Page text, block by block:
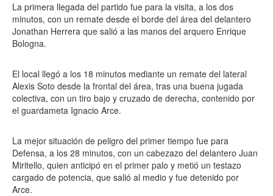
La primera llegada del partido fue para la visita, a los dos
minutos, con un remate desde el borde del área del delantero
Jonathan Herrera que salió a las manos del arquero Enrique
Bologna.
El local llegó a los 18 minutos mediante un remate del lateral
Alexis Soto desde la frontal del área, tras una buena jugada
colectiva, con un tiro bajo y cruzado de derecha, contenido por
el guardameta Ignacio Arce.
La mejor situación de peligro del primer tiempo fue para
Defensa, a los 28 minutos, con un cabezazo del delantero Juan
Miritello, quien anticipó en el primer palo y metió un testazo
cargado de potencia, que salió al medio y fue detenido por
Arce.